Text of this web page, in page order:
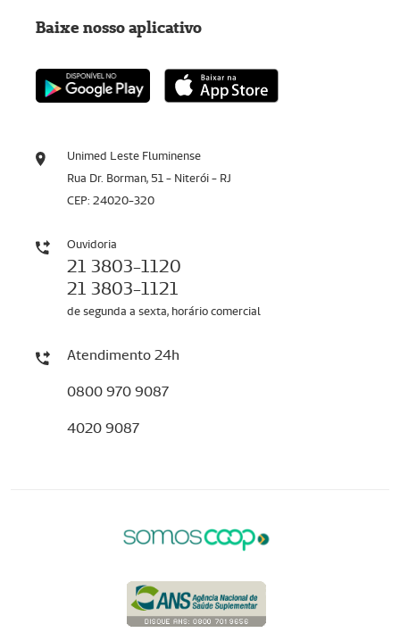
Unimed Leste Fluminense
Rua Dr. Borman, 51 - Niterói - RJ
CEP: 24020-320
Ouvidoria
21 3803-1120
21 3803-1121
de segunda a sexta, horário comercial
Atendimento 24h
0800 970 9087
4020 9087
Baixe nosso aplicativo